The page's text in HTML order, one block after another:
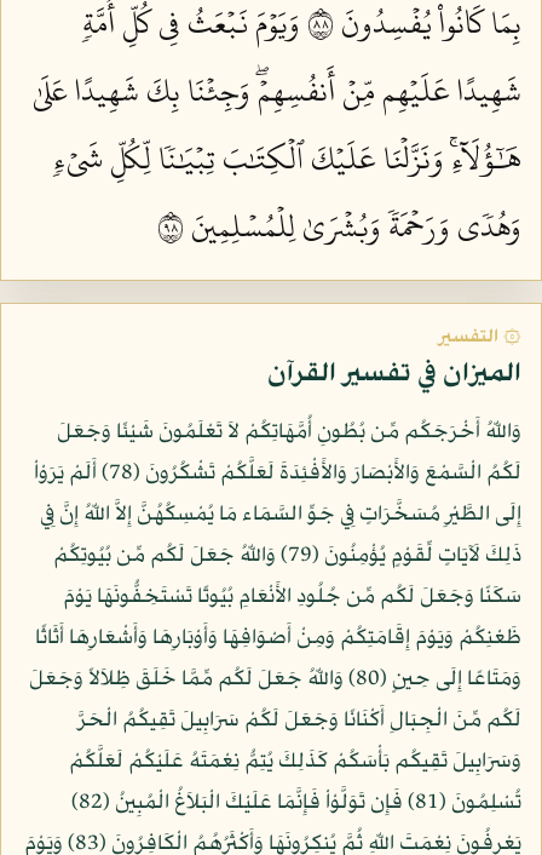
بِمَا كَانُواْ يُفۡسِدُونَ ٨٨
وَيَوۡمَ نَبۡعَثُ فِي كُلِّ أُمَّةٖ
شَهِيدًا عَلَيۡهِم مِّنۡ أَنفُسِهِمۡۖ وَجِئۡنَا بِكَ شَهِيدًا عَلَىٰ
هَٰٓؤُلَآءِۚ وَنَزَّلۡنَا عَلَيۡكَ ٱلۡكِتَٰبَ تِبۡيَٰنٗا لِّكُلِّ شَيۡءٖ
وَهُدٗى وَرَحۡمَةٗ وَبُشۡرَىٰ لِلۡمُسۡلِمِينَ ٨٩
۞ التفسير
الميزان في تفسير القرآن
وَاللّهُ أَخْرَجَكُم مِّن بُطُونِ أُمَّهَاتِكُمْ لاَ تَعْلَمُونَ شَيْئًا وَجَعَلَ
لَكُمُ الْسَّمْعَ وَالأَبْصَارَ وَالأَفْئِدَةَ لَعَلَّكُمْ تَشْكُرُونَ (78) أَلَمْ يَرَوْاْ
إِلَى الطَّيْرِ مُسَخَّرَاتٍ فِي جَوِّ السَّمَاء مَا يُمْسِكُهُنَّ إِلاَّ اللّهُ إِنَّ فِي
ذَلِكَ لَآيَاتٍ لِّقَوْمٍ يُؤْمِنُونَ (79) وَاللّهُ جَعَلَ لَكُم مِّن بُيُوتِكُمْ
سَكَنًا وَجَعَلَ لَكُم مِّن جُلُودِ الأَنْعَامِ بُيُوتًا تَسْتَخِفُّونَهَا يَوْمَ
ظَعْنِكُمْ وَيَوْمَ إِقَامَتِكُمْ وَمِنْ أَصْوَافِهَا وَأَوْبَارِهَا وَأَشْعَارِهَا أَثَاثًا
وَمَتَاعًا إِلَى حِينٍ (80) وَاللّهُ جَعَلَ لَكُم مِّمَّا خَلَقَ ظِلاَلاً وَجَعَلَ
لَكُم مِّنَ الْجِبَالِ أَكْنَانًا وَجَعَلَ لَكُمْ سَرَابِيلَ تَقِيكُمُ الْحَرَّ
وَسَرَابِيلَ تَقِيكُم بَأْسَكُمْ كَذَلِكَ يُتِمُّ نِعْمَتَهُ عَلَيْكُمْ لَعَلَّكُمْ
تُسْلِمُونَ (81) فَإِن تَوَلَّوْاْ فَإِنَّمَا عَلَيْكَ الْبَلاَغُ الْمُبِينُ (82)
يَعْرِفُونَ نِعْمَتَ اللّهِ ثُمَّ يُنكِرُونَهَا وَأَكْثَرُهُمُ الْكَافِرُونَ (83) وَيَوْمَ